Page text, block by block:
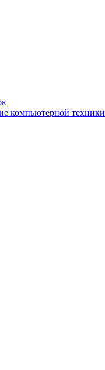
компьютерной техники